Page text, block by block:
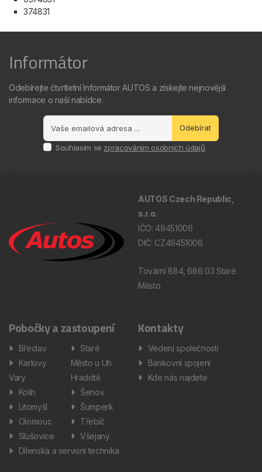
374831
Informátor
Odebírejte čtvrtletní Informátor AUTOS a získejte nejnovější
informace o naší nabídce.
Odebírat
Souhlasím se zpracováním osobních údajů.
AUTOS Czech Republic,
s.r.o.
IČO: 49451006
DIČ: CZ49451006
Tovární 884, 686 03 Staré
Město
Pobočky a zastoupení
Břeclav
Karlovy
Vary
Kolín
Litomyšl
Olomouc
Slušovice
Staré
Město u Uh.
Hradiště
Šenov
Šumperk
Třebíč
Všejany
Dílenská a servisní technika
Kontakty
Vedení společnosti
Bankovní spojení
Kde nás najdete